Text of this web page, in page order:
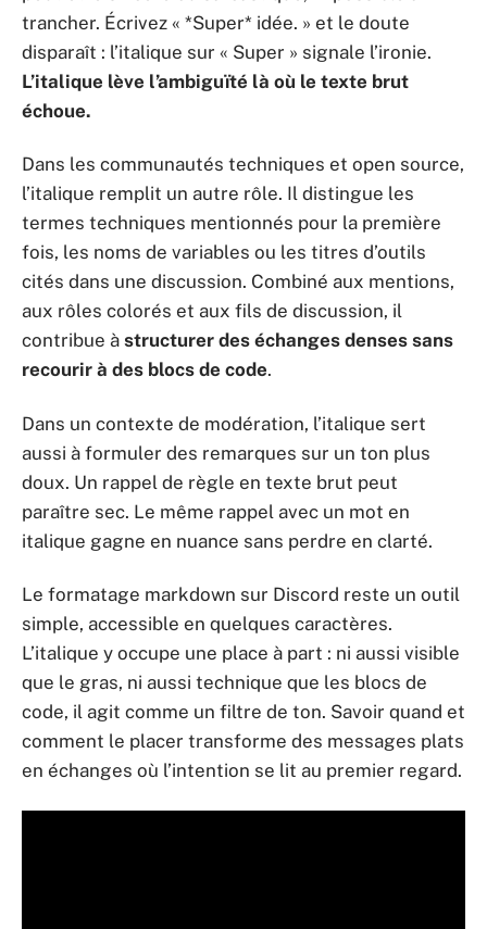
trancher. Écrivez « *Super* idée. » et le doute
disparaît : l’italique sur « Super » signale l’ironie.
L’italique lève l’ambiguïté là où le texte brut
échoue.
Dans les communautés techniques et open source,
l’italique remplit un autre rôle. Il distingue les
termes techniques mentionnés pour la première
fois, les noms de variables ou les titres d’outils
cités dans une discussion. Combiné aux mentions,
aux rôles colorés et aux fils de discussion, il
contribue à structurer des échanges denses sans
recourir à des blocs de code.
Dans un contexte de modération, l’italique sert
aussi à formuler des remarques sur un ton plus
doux. Un rappel de règle en texte brut peut
paraître sec. Le même rappel avec un mot en
italique gagne en nuance sans perdre en clarté.
Le formatage markdown sur Discord reste un outil
simple, accessible en quelques caractères.
L’italique y occupe une place à part : ni aussi visible
que le gras, ni aussi technique que les blocs de
code, il agit comme un filtre de ton. Savoir quand et
comment le placer transforme des messages plats
en échanges où l’intention se lit au premier regard.